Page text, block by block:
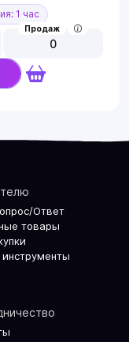
1 час
Продаж
0
Ответ
товары